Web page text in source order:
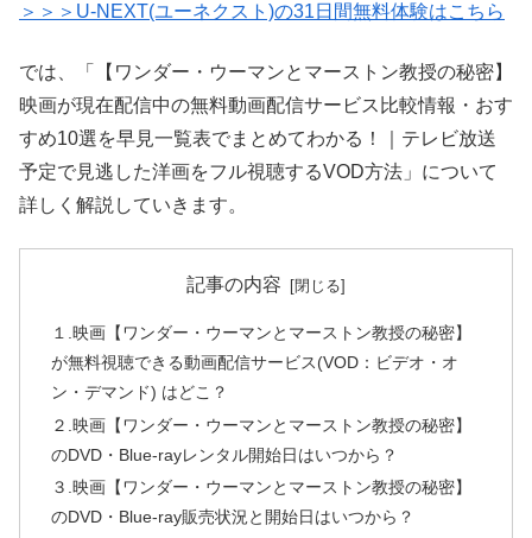
＞＞＞U-NEXT(ユーネクスト)の31日間無料体験はこちら
では、「【ワンダー・ウーマンとマーストン教授の秘密】
映画が現在配信中の無料動画配信サービス比較情報・おす
すめ10選を早見一覧表でまとめてわかる！｜テレビ放送
予定で見逃した洋画をフル視聴するVOD方法」について
詳しく解説していきます。
記事の内容
１.映画【ワンダー・ウーマンとマーストン教授の秘密】
が無料視聴できる動画配信サービス(VOD：ビデオ・オ
ン・デマンド) はどこ？
２.映画【ワンダー・ウーマンとマーストン教授の秘密】
のDVD・Blue-rayレンタル開始日はいつから？
３.映画【ワンダー・ウーマンとマーストン教授の秘密】
のDVD・Blue-ray販売状況と開始日はいつから？